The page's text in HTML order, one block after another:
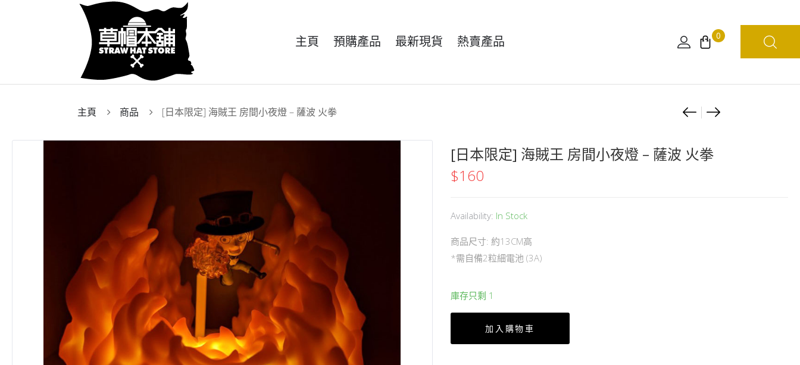
主頁 預購產品 最新現貨 熱賣產品 0
主頁 商品 [日本限定] 海賊王 房間小夜燈 – 薩波 火拳
Product
[日
CAT
PROJECT
[日
海
賊
[日本限定] 海賊王 房間小夜燈 – 薩波 火拳
$160
Availability: In Stock
商品尺寸: 約13CM高
*需自備2粒細電池 (3A)
庫存只剩 1
加入購物車